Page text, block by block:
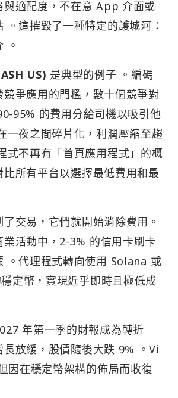
與適配度，不在意 App 介面或
。這摧毀了一種特定的護城河：
。
US) 是典型的例子 。編碼
爭應用的門檻，數十個競爭對
95% 的費用分給司機以吸引他
一夜之間碎片化，利潤壓縮至趨
式不再有「首頁應用程式」的概
所有平台以選擇最低費用和最
交易，它們就開始消除費用。
活動中，2-3% 的信用卡刷卡
。代理程式轉向使用 Solana 或
定幣，實現近乎即時且極低成
年第一季的財報成為轉折
長放緩，股價隨後大跌 9% 。Vi
因在穩定幣架構的佈局而收復